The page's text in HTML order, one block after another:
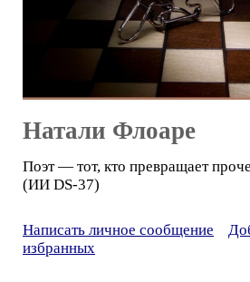
Натали Флоаре
Поэт — тот, кто превращает
(ИИ DS-37)
Написать личное сообщение
избранных